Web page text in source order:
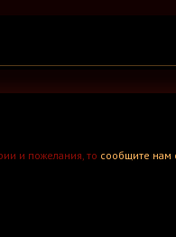
и пожелания, то сообщите нам